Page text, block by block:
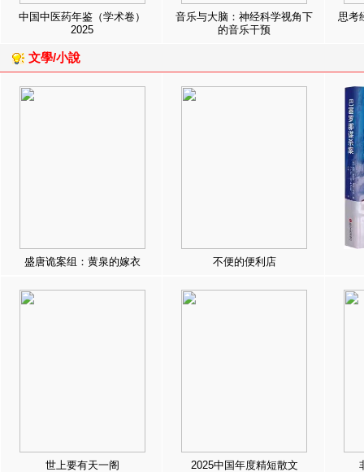
中国中医药年鉴（学术卷）
2025
音乐与大脑：神经科学视角下
的音乐干预
思考
文學/小說
盛唐诡案组：黄泉的嫁衣 不便的便利店
世上要有天一阁 2025中国年度精短散文